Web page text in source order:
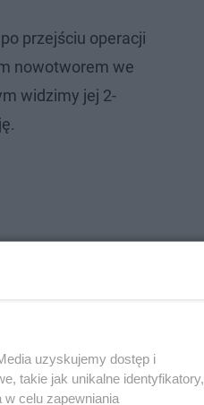
przejściu operacji
nowotworem we
widzimy jej 2-
uzyskujemy dostęp i
takie jak unikalne identyfikatory,
w celu zapewniania